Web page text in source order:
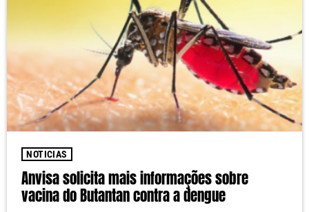
NOTICIAS
Anvisa solicita mais informações sobre
vacina do Butantan contra a dengue